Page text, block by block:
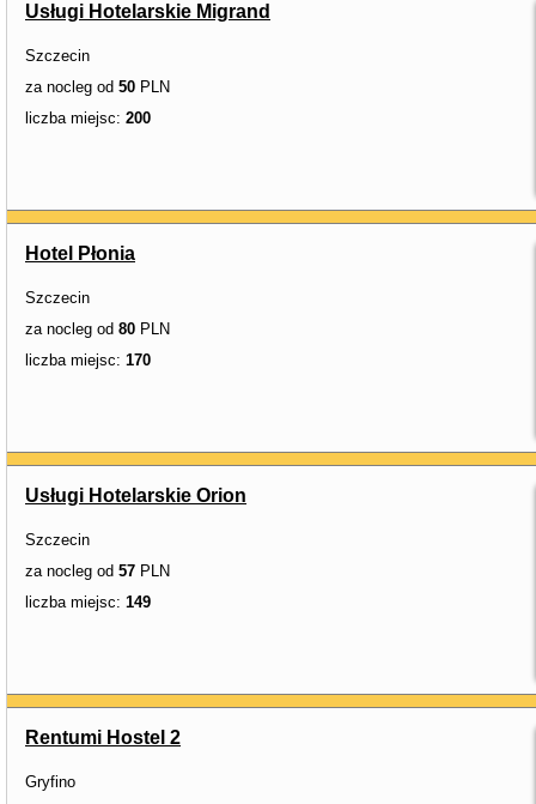
Usługi Hotelarskie Migrand
Szczecin
za nocleg od 50 PLN
liczba miejsc: 200
Hotel Płonia
Szczecin
za nocleg od 80 PLN
liczba miejsc: 170
Usługi Hotelarskie Orion
Szczecin
za nocleg od 57 PLN
liczba miejsc: 149
Rentumi Hostel 2
Gryfino